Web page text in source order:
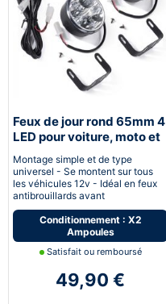
Feux de jour rond 65mm 4
LED pour voiture, moto et
Montage simple et de type
universel - Se montent sur tous
les véhicules 12v - Idéal en feux
antibrouillards avant
Conditionnement : X2
Ampoules
Satisfait ou remboursé
49,90 €